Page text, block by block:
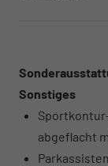
Sonstiges
abgeflacht